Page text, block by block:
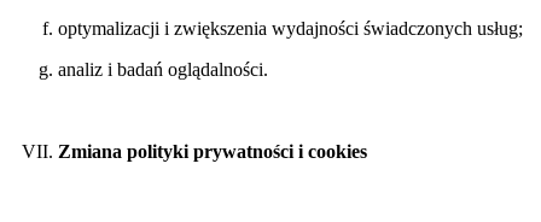
optymalizacji i zwiększenia wydajności świadczonych usług;
analiz i badań oglądalności.
Zmiana polityki prywatności i cookies